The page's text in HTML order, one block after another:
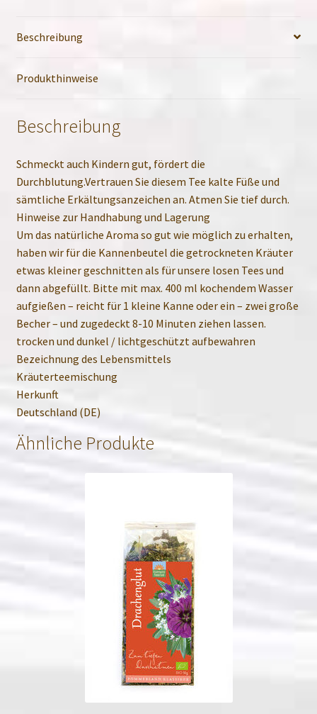
Beschreibung
Produkthinweise
Beschreibung
Schmeckt auch Kindern gut, fördert die
Durchblutung.Vertrauen Sie diesem Tee kalte Füße und
sämtliche Erkältungsanzeichen an. Atmen Sie tief durch.
Hinweise zur Handhabung und Lagerung
Um das natürliche Aroma so gut wie möglich zu erhalten,
haben wir für die Kannenbeutel die getrockneten Kräuter
etwas kleiner geschnitten als für unsere losen Tees und
dann abgefüllt. Bitte mit max. 400 ml kochendem Wasser
aufgießen – reicht für 1 kleine Kanne oder ein – zwei große
Becher – und zugedeckt 8-10 Minuten ziehen lassen.
trocken und dunkel / lichtgeschützt aufbewahren
Bezeichnung des Lebensmittels
Kräuterteemischung
Herkunft
Deutschland (DE)
Ähnliche Produkte